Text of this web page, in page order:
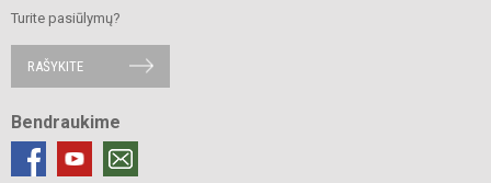
Turite pasiūlymų?
RAŠYKITE
Bendraukime